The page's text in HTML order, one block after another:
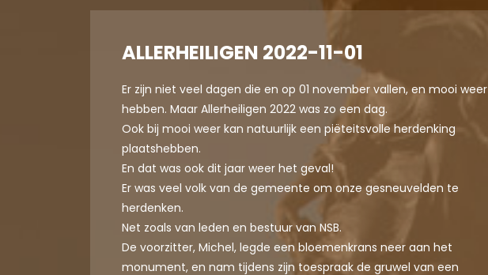
ALLERHEILIGEN 2022-11-01
Er zijn niet veel dagen die en op 01 november vallen, en mooi weer
hebben. Maar Allerheiligen 2022 was zo een dag.
Ook bij mooi weer kan natuurlijk een piëteitsvolle herdenking
plaatshebben.
En dat was ook dit jaar weer het geval!
Er was veel volk van de gemeente om onze gesneuvelden te
herdenken.
Net zoals van leden en bestuur van NSB.
De voorzitter, Michel, legde een bloemenkrans neer aan het
monument, en nam tijdens zijn toespraak de gruwel van een